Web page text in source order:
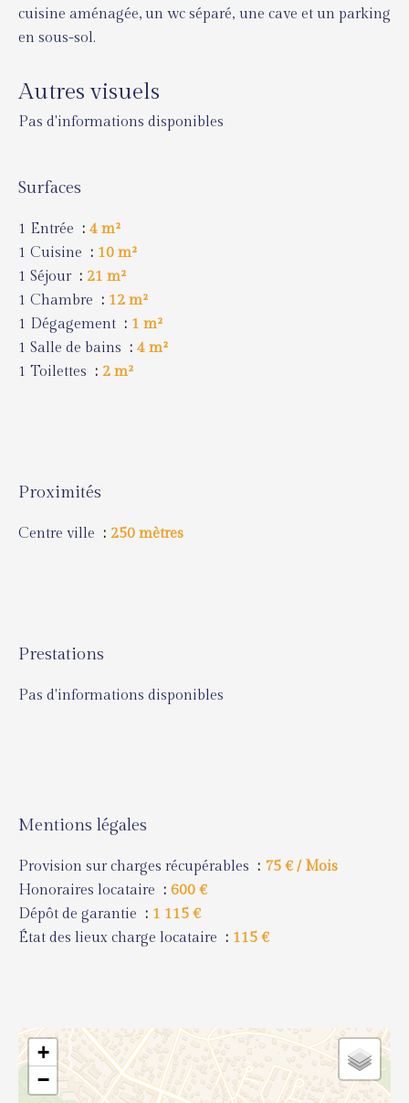
cuisine aménagée, un wc séparé, une cave et un parking
en sous-sol.
Autres visuels
Pas d'informations disponibles
Surfaces
1 Entrée
4 m²
1 Cuisine
10 m²
1 Séjour
21 m²
1 Chambre
12 m²
1 Dégagement
1 m²
1 Salle de bains
4 m²
1 Toilettes
2 m²
Proximités
Centre ville 250 mètres
Prestations
Pas d'informations disponibles
Mentions légales
Provision sur charges récupérables
75 € / Mois
Honoraires locataire
600 €
Dépôt de garantie
1 115 €
État des lieux charge locataire
115 €
+
−